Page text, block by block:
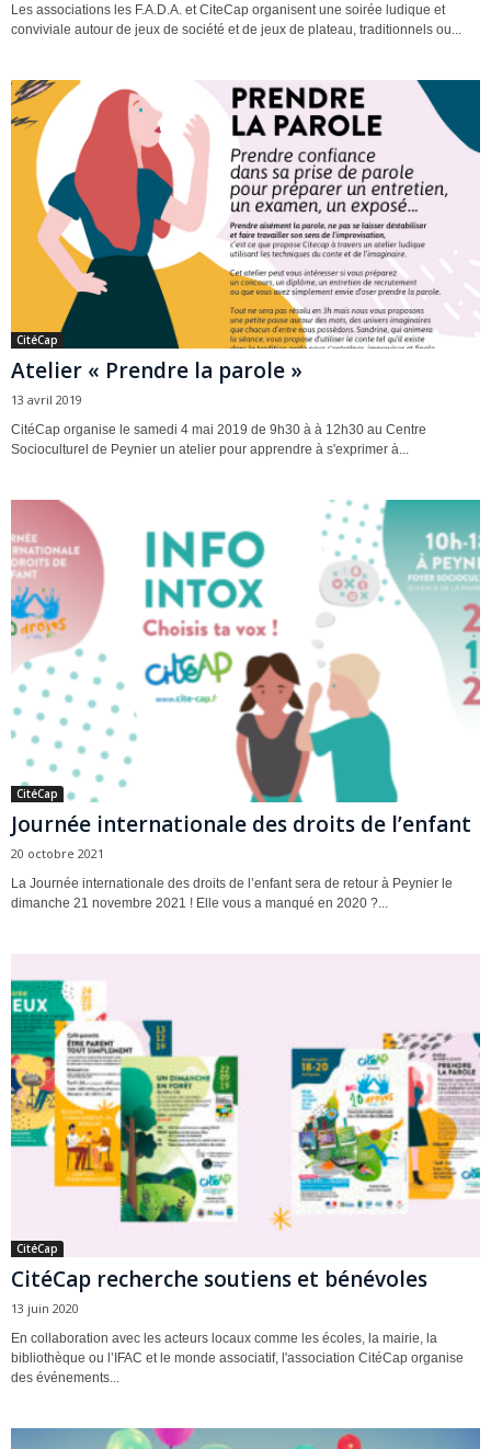
Les associations les F.A.D.A. et CiteCap organisent une soirée ludique et
conviviale autour de jeux de société et de jeux de plateau, traditionnels ou...
CitéCap
Atelier « Prendre la parole »
13 avril 2019
CitéCap organise le samedi 4 mai 2019 de 9h30 à à 12h30 au Centre
Socioculturel de Peynier un atelier pour apprendre à s'exprimer à...
CitéCap
Journée internationale des droits de l’enfant
20 octobre 2021
La Journée internationale des droits de l’enfant sera de retour à Peynier le
dimanche 21 novembre 2021 ! Elle vous a manqué en 2020 ?...
CitéCap
CitéCap recherche soutiens et bénévoles
13 juin 2020
En collaboration avec les acteurs locaux comme les écoles, la mairie, la
bibliothèque ou l’IFAC et le monde associatif, l'association CitéCap organise
des événements...